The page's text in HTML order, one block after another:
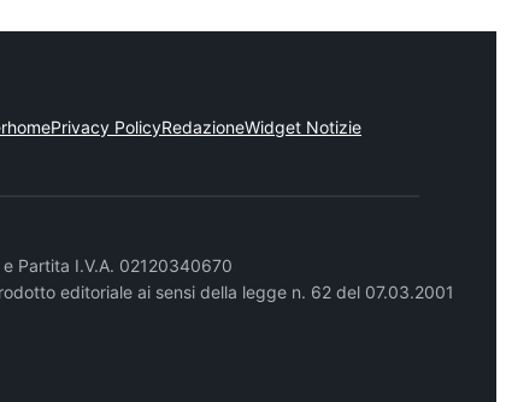
homePrivacy PolicyRedazioneWidget Notizie
e Partita I.V.A. 02120340670
editoriale ai sensi della legge n. 62 del 07.03.2001